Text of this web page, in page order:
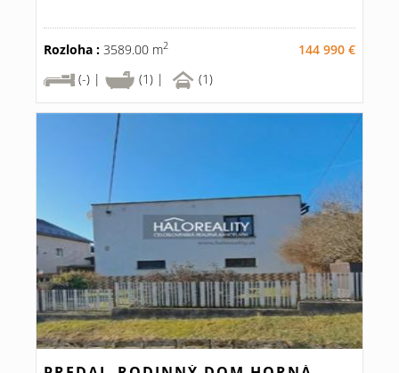
Rozloha : 3589.00 m2
144 990 €
(-) |
(1) | (1)